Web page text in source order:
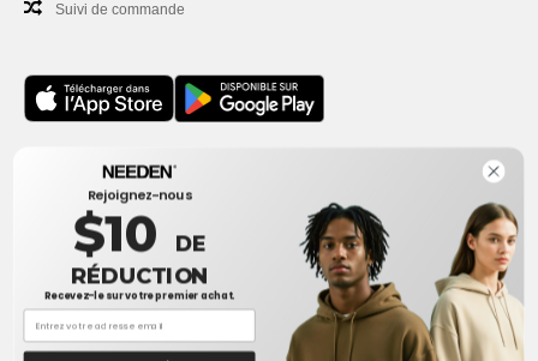
Suivi de commande
Bureau
One Dundas Street West Suite 2500
Toronto, Ontario, M5G 1Z3
Ceci n'est PAS l'adresse de retour. Pour les retours, voir ici
Bureau
1300 rue Sherbrooke Ouest #400
Rejoignez-nous
$10 DE
RÉDUCTION
Recevez-le sur votre premier achat.